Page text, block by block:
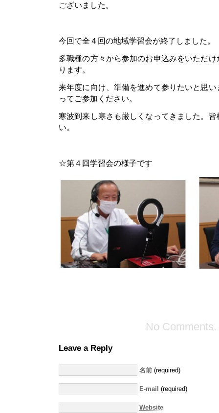
ございました。
今回で全４回の地域学習会が終了しました。
多職種の方々から参加のお申込みをいただ
ります。
来年度に向け、準備を進めて参りたいと思
ってご参加ください。
寒波到来し寒さも厳しくなってきました。
い。
☆第４回学習会の様子です
No Comments.
Leave a Reply
名前 (required)
E-mail (required)
Website